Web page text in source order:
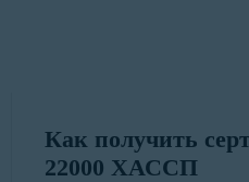
Как получить
22000 ХАССП